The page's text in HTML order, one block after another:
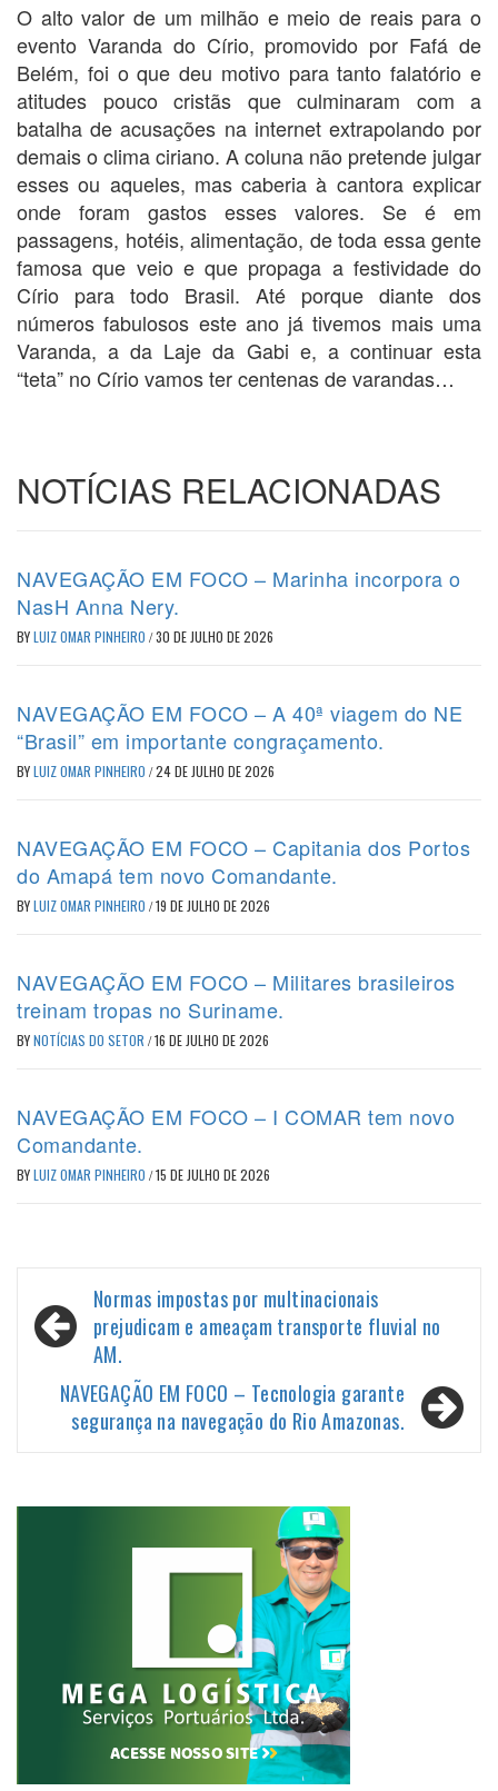
O alto valor de um milhão e meio de reais para o
evento Varanda do Círio, promovido por Fafá de
Belém, foi o que deu motivo para tanto falatório e
atitudes pouco cristãs que culminaram com a
batalha de acusações na internet extrapolando por
demais o clima ciriano. A coluna não pretende julgar
esses ou aqueles, mas caberia à cantora explicar
onde foram gastos esses valores. Se é em
passagens, hotéis, alimentação, de toda essa gente
famosa que veio e que propaga a festividade do
Círio para todo Brasil. Até porque diante dos
números fabulosos este ano já tivemos mais uma
Varanda, a da Laje da Gabi e, a continuar esta
“teta” no Círio vamos ter centenas de varandas…
NOTÍCIAS RELACIONADAS
NAVEGAÇÃO EM FOCO – Marinha incorpora o
NasH Anna Nery.
BYLUIZ OMAR PINHEIRO /30 DE JULHO DE 2026
NAVEGAÇÃO EM FOCO – A 40ª viagem do NE
“Brasil” em importante congraçamento.
BYLUIZ OMAR PINHEIRO /24 DE JULHO DE 2026
NAVEGAÇÃO EM FOCO – Capitania dos Portos
do Amapá tem novo Comandante.
BYLUIZ OMAR PINHEIRO /19 DE JULHO DE 2026
NAVEGAÇÃO EM FOCO – Militares brasileiros
treinam tropas no Suriname.
BYNOTÍCIAS DO SETOR /16 DE JULHO DE 2026
NAVEGAÇÃO EM FOCO – I COMAR tem novo
Comandante.
BYLUIZ OMAR PINHEIRO /15 DE JULHO DE 2026
Navegação
de
Normas impostas por multinacionais
prejudicam e ameaçam transporte fluvial no
AM.
NAVEGAÇÃO EM FOCO – Tecnologia garante
segurança na navegação do Rio Amazonas.